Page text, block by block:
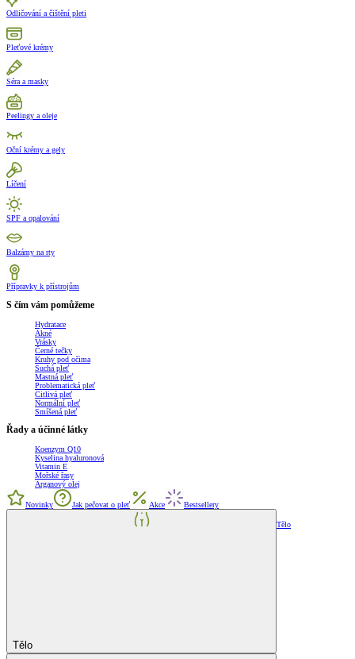
Odličování a čištění pleti
Pleťové krémy
Séra a masky
Peelingy a oleje
Oční krémy a gely
Líčení
SPF a opalování
Balzámy na rty
Přípravky k přístrojům
S čím vám pomůžeme
Hydratace
Akné
Vrásky
Černé tečky
Kruhy pod očima
Suchá pleť
Mastná pleť
Problematická pleť
Citlivá pleť
Normální pleť
Smíšená pleť
Řady a účinné látky
Koenzym Q10
Kyselina hyaluronová
Vitamin E
Mořské řasy
Arganový olej
Novinky Jak pečovat o pleť Akce Bestsellery
Tělo
Tělo